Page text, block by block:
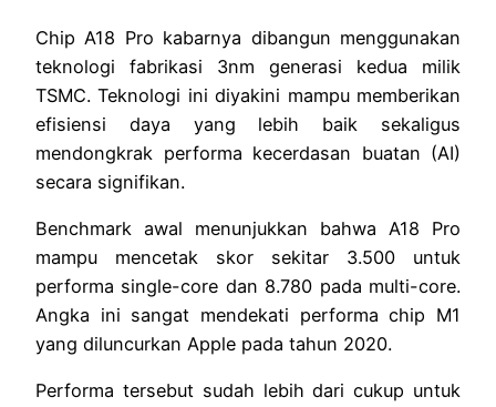
Chip A18 Pro kabarnya dibangun menggunakan
teknologi fabrikasi 3nm generasi kedua milik
TSMC. Teknologi ini diyakini mampu memberikan
efisiensi daya yang lebih baik sekaligus
mendongkrak performa kecerdasan buatan (AI)
secara signifikan.
Benchmark awal menunjukkan bahwa A18 Pro
mampu mencetak skor sekitar 3.500 untuk
performa single-core dan 8.780 pada multi-core.
Angka ini sangat mendekati performa chip M1
yang diluncurkan Apple pada tahun 2020.
Performa tersebut sudah lebih dari cukup untuk